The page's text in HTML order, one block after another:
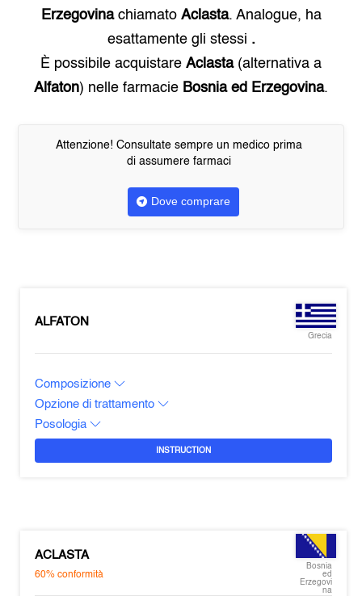
Erzegovinachiamato Aclasta. Analogue, ha
esattamente gli stessi .
È possibile acquistare Aclasta(alternativa a
Alfaton) nelle farmacie Bosnia ed Erzegovina.
Attenzione! Consultate sempre un medico prima
di assumere farmaci
Dove comprare
ALFATON
Grecia
Composizione
Opzione di trattamento
Posologia
INSTRUCTION
ACLASTA
60%conformità
Bosnia
ed
Erzegovi
na